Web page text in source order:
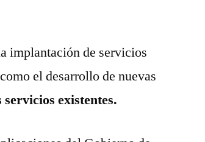
implantación de servicios
el desarrollo de nuevas
existentes.